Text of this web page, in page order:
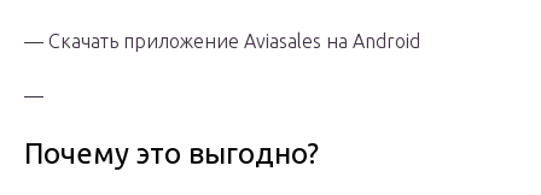
— Скачать приложение Aviasales на Android
—
Почему это выгодно?